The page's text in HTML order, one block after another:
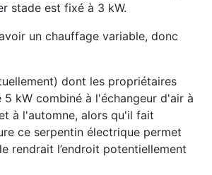
stade est fixé à 3 kW.
un chauffage variable, donc
dont les propriétaires
kW combiné à l'échangeur d'air à
à l'automne, alors qu'il fait
ce serpentin électrique permet
rendrait l’endroit potentiellement